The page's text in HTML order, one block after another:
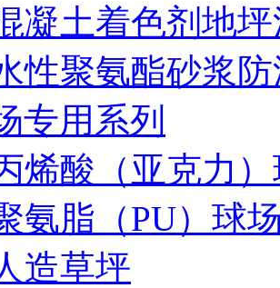
凝土着色剂地
性聚氨酯砂浆
专用系列
烯酸（亚克力
氨脂（PU）球
造草坪